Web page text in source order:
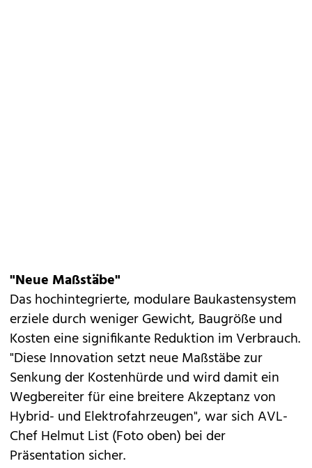
"Neue Maßstäbe"
Das hochintegrierte, modulare Baukastensystem
erziele durch weniger Gewicht, Baugröße und
Kosten eine signifikante Reduktion im Verbrauch.
"Diese Innovation setzt neue Maßstäbe zur
Senkung der Kostenhürde und wird damit ein
Wegbereiter für eine breitere Akzeptanz von
Hybrid- und Elektrofahrzeugen", war sich AVL-
Chef Helmut List (Foto oben) bei der
Präsentation sicher.